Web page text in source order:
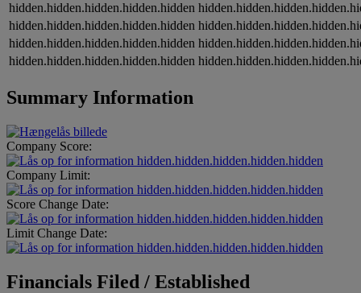
hidden.hidden.hidden.hidden.hidden
hidden.hidden.hidden.hidden.hidden
hidden.hidden.hidden.hidden.hidden
hidden.hidden.hidden.hidden.hidden
Summary Information
Company Score:
hidden.hidden.hidden.hidden.hidden
Company Limit:
hidden.hidden.hidden.hidden.hidden
Score Change Date:
hidden.hidden.hidden.hidden.hidden
Limit Change Date:
hidden.hidden.hidden.hidden.hidden
Financials Filed / Established